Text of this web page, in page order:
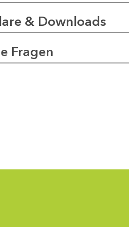
& Downloads
Fragen